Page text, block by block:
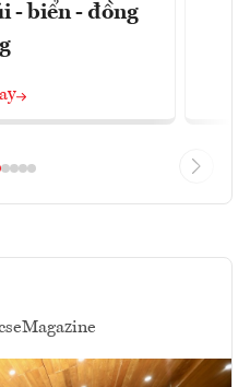
- biển - đồng
eMagazine